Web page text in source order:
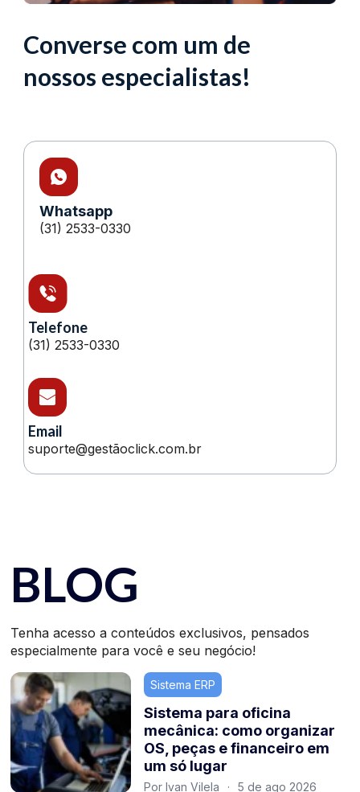
Converse com um de
nossos especialistas!
Whatsapp
(31) 2533-0330
Telefone
(31) 2533-0330
Email
suporte@gestãoclick.com.br
BLOG
Tenha acesso a conteúdos exclusivos, pensados
especialmente para você e seu negócio!
Sistema ERP
Sistema para oficina
mecânica: como organizar
OS, peças e financeiro em
um só lugar
Por Ivan Vilela · 5 de ago 2026